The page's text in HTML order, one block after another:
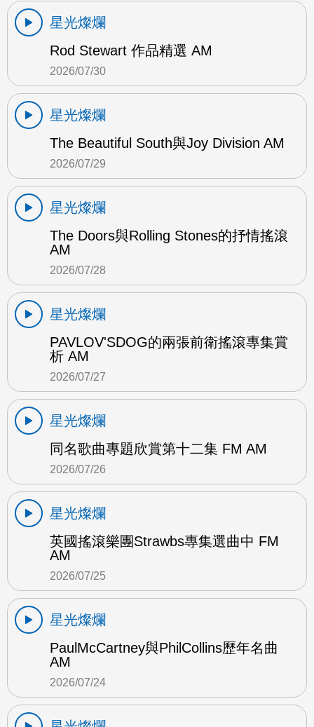
星光燦爛
Rod Stewart 作品精選 AM
2026/07/30
星光燦爛
The Beautiful South與Joy Division AM
2026/07/29
星光燦爛
The Doors與Rolling Stones的抒情搖滾
AM
2026/07/28
星光燦爛
PAVLOV'SDOG的兩張前衛搖滾專集賞
析 AM
2026/07/27
星光燦爛
同名歌曲專題欣賞第十二集 FM AM
2026/07/26
星光燦爛
英國搖滾樂團Strawbs專集選曲中 FM
AM
2026/07/25
星光燦爛
PaulMcCartney與PhilCollins歷年名曲
AM
2026/07/24